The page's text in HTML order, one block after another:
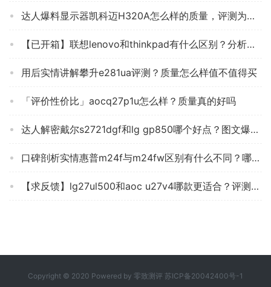
达人爆料显示器凯科迈H320A怎么样的质量，评测为什么这样？
【已开箱】联想lenovo和thinkpad有什么区别？分析哪款更适合你
用后实情讲解攀升e281ua评测？质量怎么样值不值得买
「评价性价比」aocq27p1u怎么样？质量真的好吗
达人解密戴尔s2721dgf和lg gp850哪个好点？图文爆料分析
口碑剖析实情惠普m24f与m24fw区别有什么不同？哪个更合适
【求反馈】lg27ul500和aoc u27v4哪款更适合？评测解读该怎么选
Copyright © 2020 Powered by 零致测评 苏ICP备20042400号-1